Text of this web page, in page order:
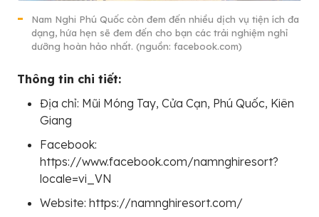
Nam Nghi Phú Quốc còn đem đến nhiều dịch vụ tiện ích đa
dạng, hứa hẹn sẽ đem đến cho bạn các trải nghiệm nghỉ
dưỡng hoàn hảo nhất. (nguồn: facebook.com)
Thông tin chi tiết:
Địa chỉ: Mũi Móng Tay, Cửa Cạn, Phú Quốc, Kiên
Giang
Facebook:
https://www.facebook.com/namnghiresort?
locale=vi_VN
Website: https://namnghiresort.com/